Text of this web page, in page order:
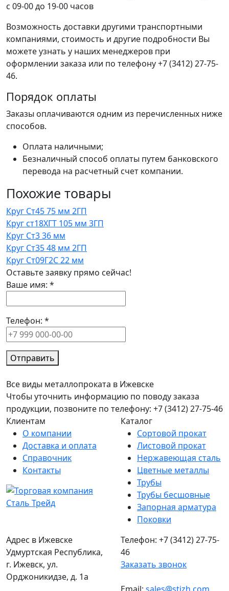
с 09-00 до 19-00 часов
Возможность доставки другими транспортными
компаниями, стоимость и другие подробности Вы
можете узнать у наших менеджеров при
оформлении заказа или по телефону +7 (3412) 27-75-
46.
Порядок оплаты
Заказы оплачиваются одним из перечисленных ниже
способов.
Оплата наличными;
Безналичный способ оплаты путем банковского
перевода на расчетный счет компании.
Похожие товары
Круг Ст45 75 мм 2ГП
Круг ст18ХГТ 105 мм 3ГП
Круг Ст3 36 мм
Круг Ст35 48 мм 2ГП
Круг Ст09Г2С 22 мм
Оставьте заявку прямо сейчас!
Ваше имя: *
Телефон: *
Отправить
Все виды металлопроката в Ижевске
Чтобы уточнить информацию по поводу заказа
продукции, позвоните по телефону: +7 (3412) 27-75-46
Клиентам
О компании
Доставка и оплата
Справочник
Контакты
Каталог
Сортовой прокат
Листовой прокат
Нержавеющая сталь
Цветные металлы
Трубы
Трубы бесшовные
Запорная арматура
Поковки
Адрес в Ижевске
Удмуртская Республика,
г. Ижевск, ул.
Орджоникидзе, д. 1а
Телефон: +7 (3412) 27-75-
46
Заказать звонок